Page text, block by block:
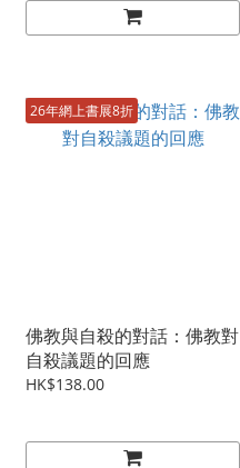
26年網上書展8折
佛教與自殺的對話：佛教對
自殺議題的回應
HK$138.00